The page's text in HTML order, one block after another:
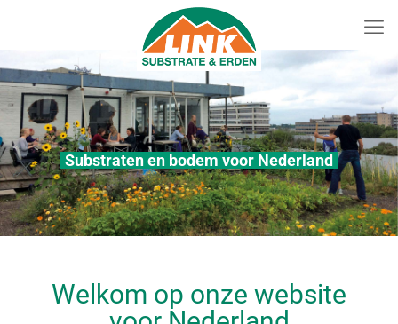
Substraten en bodem voor Nederland
Welkom op onze website